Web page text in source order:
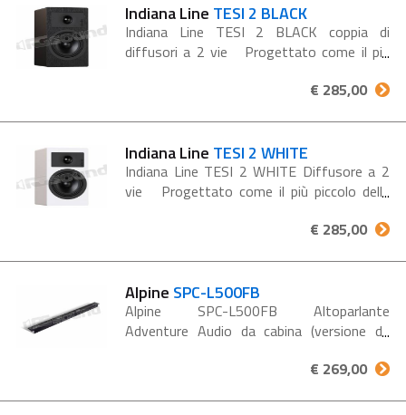
Indiana Line TESI 2 BLACK
Indiana Line TESI 2 BLACK coppia di
diffusori a 2 vie Progettato come il più
scaffale offre un suono dinamico e privo di
€ 285,00
Indiana Line TESI 2 WHITE
Indiana Line TESI 2 WHITE Diffusore a 2
vie Progettato come il più piccolo della
offre un suono dinamico e privo di
€ 285,00
Alpine SPC-L500FB
Alpine SPC-L500FB Altoparlante
Adventure Audio da cabina (versione da
Adventure Audio In-Cabin è caratterizzata
€ 269,00